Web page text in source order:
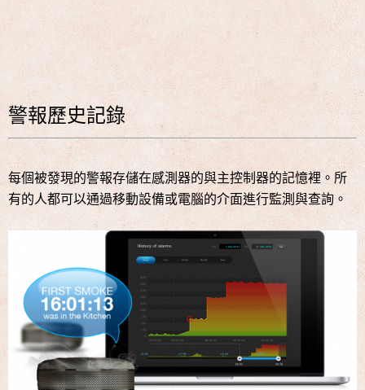
警報歷史記錄
每個被發現的警報存儲在感測器的與主控制器的記憶裡。所
有的人都可以通過移動設備或電腦的介面進行監測與查詢。